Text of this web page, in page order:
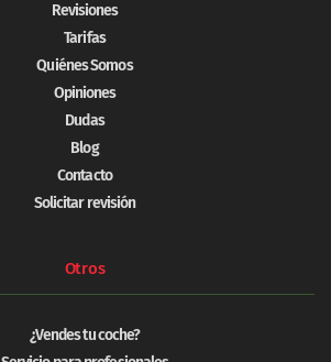
Revisiones
Tarifas
Quiénes Somos
Opiniones
Dudas
Blog
Contacto
Solicitar revisión
Otros
¿Vendes tu coche?